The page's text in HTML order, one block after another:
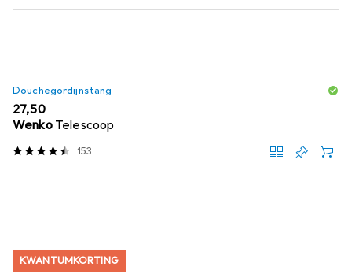
Douchegordijnstang
EUR
27,50
Wenko Telescoop
153
KWANTUMKORTING